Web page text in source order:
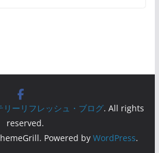
リーリフレッシュ・ブログ. All rights
reserved.
Powered by WordPress.